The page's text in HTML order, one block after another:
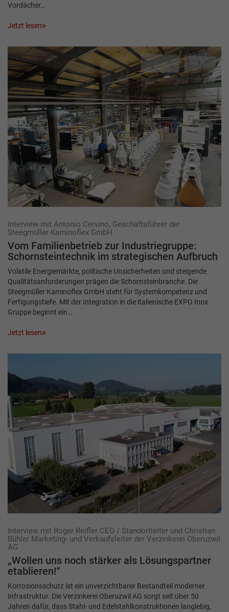
Vordächer…
Jetzt lesen
Interview mit Antonio ­Cervino, Geschäftsführer der
Steegmüller Kaminoflex GmbH
Vom Familienbetrieb zur Industriegruppe:
Schornsteintechnik im strategischen Aufbruch
Volatile Energiemärkte, politische Unsicherheiten und steigende
Qualitätsanforderungen prägen die Schornsteinbranche. Die
Steegmüller Kaminoflex GmbH steht für Systemkompetenz und
Fertigungstiefe. Mit der Integration in die italienische EXPO Inox
Gruppe beginnt ein…
Jetzt lesen
Interview mit Roger Reifler CEO / Standortleiter und Christian
Bühler Marketing- und Verkaufsleiter der Verzinkerei Oberuzwil
AG
„Wollen uns noch stärker als Lösungspartner
etablieren!“
Korrosionsschutz ist ein unverzichtbarer Bestandteil moderner
Infrastruktur. Die Verzinkerei Oberuzwil AG sorgt seit über 50
Jahren dafür, dass Stahl- und Edelstahlkonstruktionen langlebig,